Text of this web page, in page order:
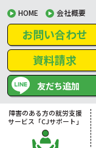
HOME 会社概要
お問い合わせ
資料請求
友だち追加
障害のある方の就労支援
サービス「CJサポート」